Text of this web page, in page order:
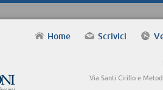
Home Scrivici
Via Santi Cirillo e